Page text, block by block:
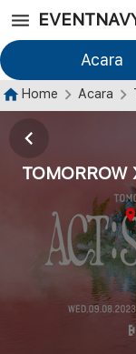
Acara
Home Acara
TOMORROW